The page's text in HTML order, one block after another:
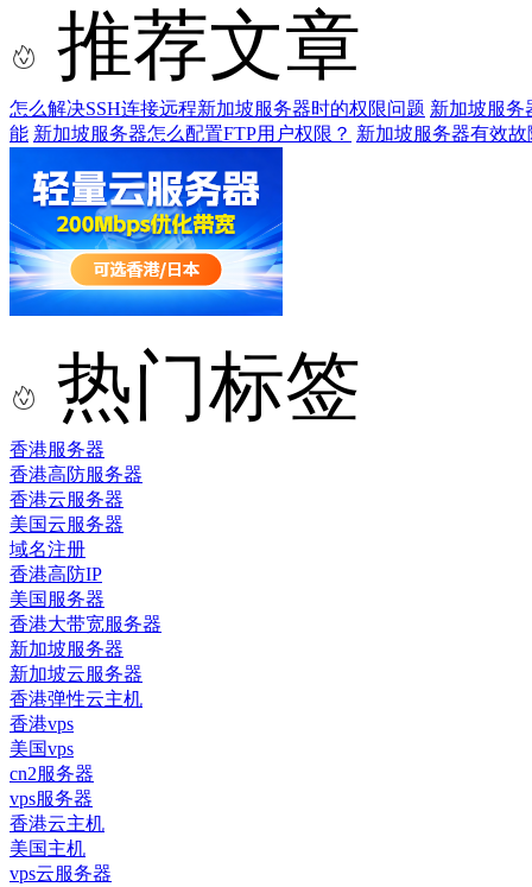
推荐文章
怎么解决SSH连接远程新加坡服务器时的权限问题 新加坡服务
能 新加坡服务器怎么配置FTP用户权限？ 新加坡服务器有效
热门标签
香港服务器
香港高防服务器
香港云服务器
美国云服务器
域名注册
香港高防IP
美国服务器
香港大带宽服务器
新加坡服务器
新加坡云服务器
香港弹性云主机
香港vps
美国vps
cn2服务器
vps服务器
香港云主机
美国主机
vps云服务器